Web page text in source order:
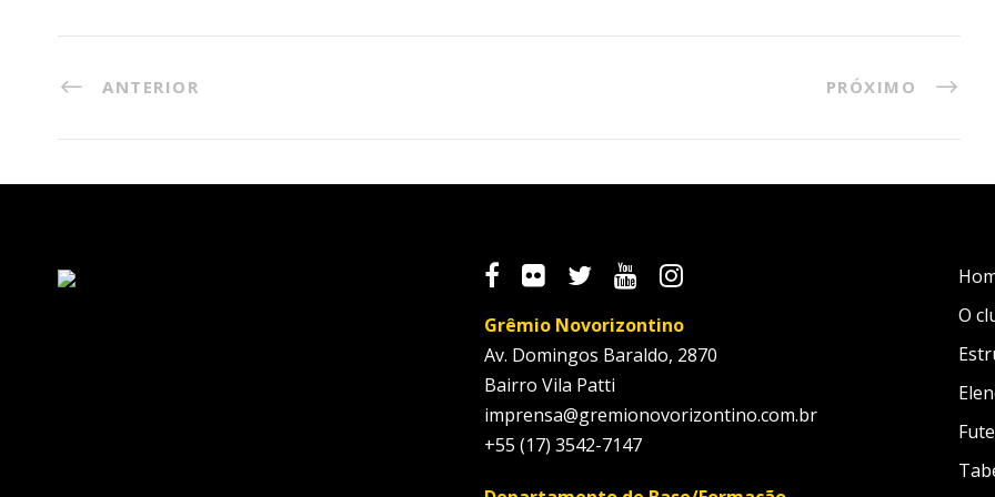
ANTERIOR PRÓXIMO
Grêmio Novorizontino
Av. Domingos Baraldo, 2870
Bairro Vila Patti
imprensa@gremionovorizontino.com.br
+55 (17) 3542-7147
O